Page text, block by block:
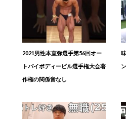
2021男性本直弥選手第56回オー
トバイボディービル選手権大会著
作権の関係音なし